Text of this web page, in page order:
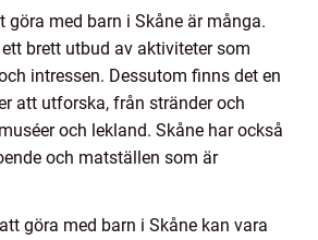
göra med barn i Skåne är många.
brett utbud av aktiviteter som
intressen. Dessutom finns det en
att utforska, från stränder och
och lekland. Skåne har också
och matställen som är
göra med barn i Skåne kan vara